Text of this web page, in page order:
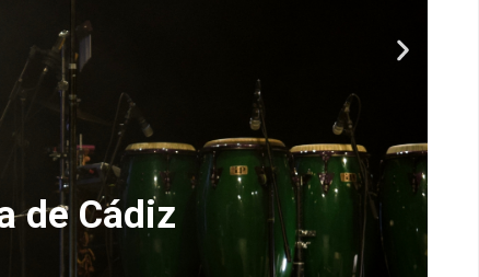
de Cádiz